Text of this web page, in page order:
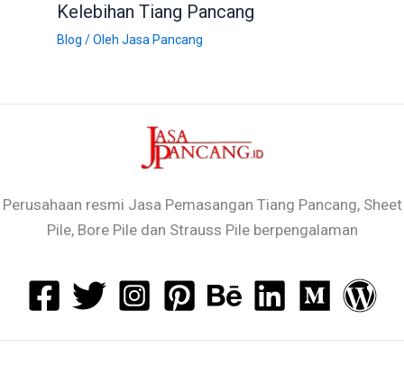
Kelebihan Tiang Pancang
Blog / Oleh Jasa Pancang
Perusahaan resmi Jasa Pemasangan Tiang Pancang, Sheet
Pile, Bore Pile dan Strauss Pile berpengalaman